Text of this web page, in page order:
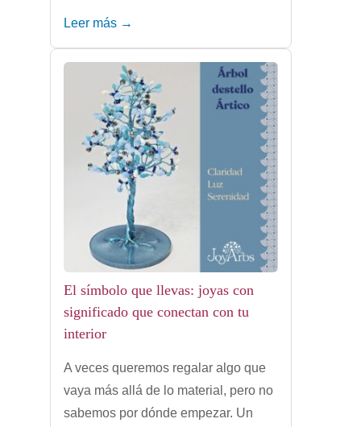
Leer más →
El símbolo que llevas: joyas con
significado que conectan con tu
interior
A veces queremos regalar algo que
vaya más allá de lo material, pero no
sabemos por dónde empezar. Un